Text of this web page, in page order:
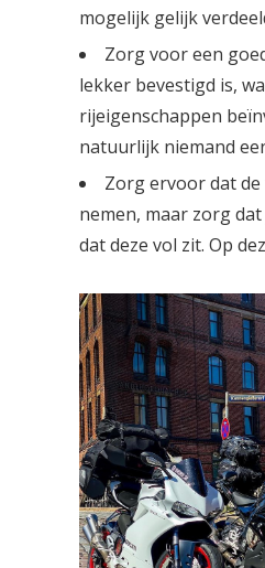
mogelijk gelijk
Zorg voor een
lekker bevestigd is,
rijeigenschappen
natuurlijk niemand
Zorg ervoor dat
nemen, maar zorg
dat deze vol zit. Op